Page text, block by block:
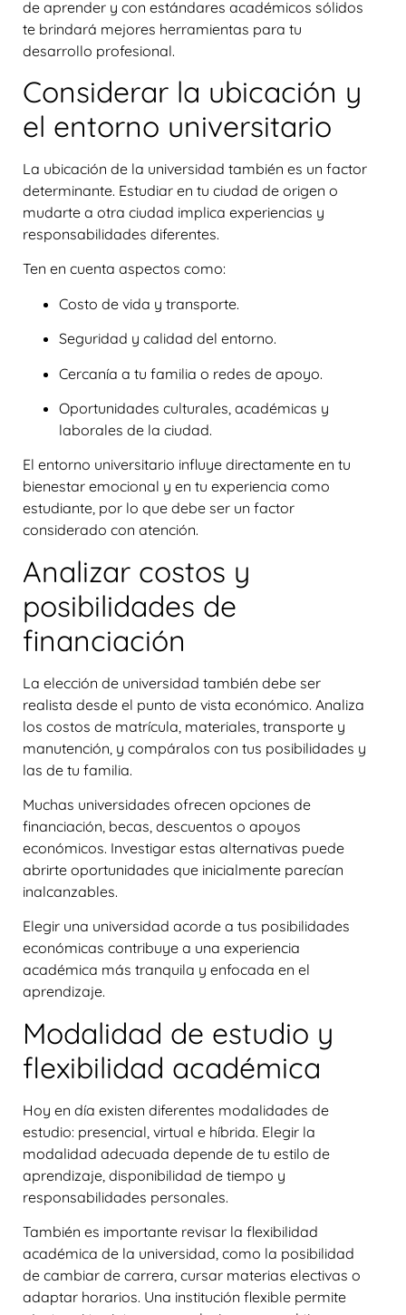
de aprender y con estándares académicos sólidos
te brindará mejores herramientas para tu
desarrollo profesional.
Considerar la ubicación y
el entorno universitario
La ubicación de la universidad también es un factor
determinante. Estudiar en tu ciudad de origen o
mudarte a otra ciudad implica experiencias y
responsabilidades diferentes.
Ten en cuenta aspectos como:
Costo de vida y transporte.
Seguridad y calidad del entorno.
Cercanía a tu familia o redes de apoyo.
Oportunidades culturales, académicas y
laborales de la ciudad.
El entorno universitario influye directamente en tu
bienestar emocional y en tu experiencia como
estudiante, por lo que debe ser un factor
considerado con atención.
Analizar costos y
posibilidades de
financiación
La elección de universidad también debe ser
realista desde el punto de vista económico. Analiza
los costos de matrícula, materiales, transporte y
manutención, y compáralos con tus posibilidades y
las de tu familia.
Muchas universidades ofrecen opciones de
financiación, becas, descuentos o apoyos
económicos. Investigar estas alternativas puede
abrirte oportunidades que inicialmente parecían
inalcanzables.
Elegir una universidad acorde a tus posibilidades
económicas contribuye a una experiencia
académica más tranquila y enfocada en el
aprendizaje.
Modalidad de estudio y
flexibilidad académica
Hoy en día existen diferentes modalidades de
estudio: presencial, virtual e híbrida. Elegir la
modalidad adecuada depende de tu estilo de
aprendizaje, disponibilidad de tiempo y
responsabilidades personales.
También es importante revisar la flexibilidad
académica de la universidad, como la posibilidad
de cambiar de carrera, cursar materias electivas o
adaptar horarios. Una institución flexible permite